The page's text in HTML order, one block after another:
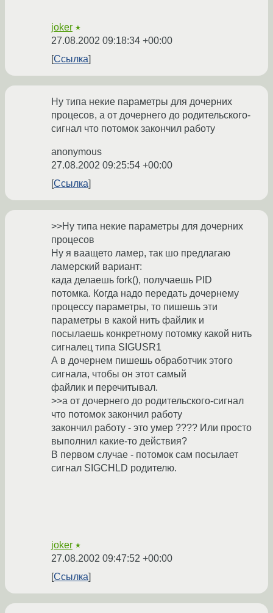
joker ★
27.08.2002 09:18:34 +00:00
Ссылка
Ну типа некие параметры для дочерних
процесов, а от дочернего до родительского-
сигнал что потомок закончил работу
anonymous
27.08.2002 09:25:54 +00:00
Ссылка
>>Ну типа некие параметры для дочерних
процесов
Ну я ваащето ламер, так шо предлагаю
ламерский вариант:
када делаешь fork(), получаешь PID
потомка. Когда надо передать дочернему
процессу параметры, то пишешь эти
параметры в какой нить файлик и
посылаешь конкретному потомку какой нить
сигналец типа SIGUSR1
А в дочернем пишешь обработчик этого
сигнала, чтобы он этот самый
файлик и перечитывал.
>>а от дочернего до родительского-сигнал
что потомок закончил работу
закончил работу - это умер ???? Или просто
выполнил какие-то действия?
В первом случае - потомок сам посылает
сигнал SIGCHLD родителю.
joker ★
27.08.2002 09:47:52 +00:00
Ссылка